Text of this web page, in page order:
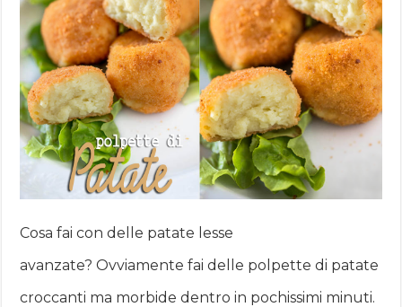
Cosa fai con delle patate lesse
avanzate? Ovviamente fai delle polpette di patate
croccanti ma morbide dentro in pochissimi minuti.